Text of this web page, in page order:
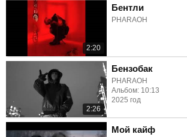
2:20
Бентли
PHARAOH
2:26
Бензобак
PHARAOH
Альбом: 10:13
2025 год
Мой кайф